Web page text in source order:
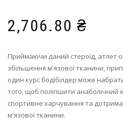
2,706.80 ₴
Приймаючи даний стероїд, атлет
збільшення м'язової тканини,
один курс бодібілдер може
того, щоб поліпшити
спортивне харчування та
м'язової тканини.